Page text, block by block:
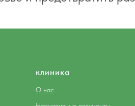
клиника
О нас